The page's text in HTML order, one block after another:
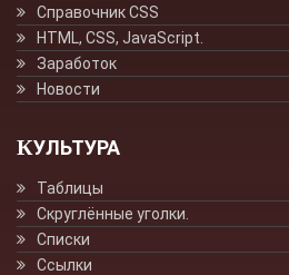
Справочник CSS
HTML, CSS, JavaScript.
Заработок
Новости
КУЛЬТУРА
Таблицы
Скруглённые уголки.
Списки
Ссылки